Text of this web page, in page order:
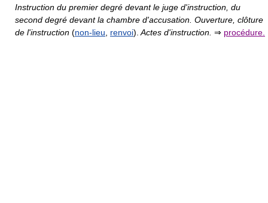
Instruction du premier degré devant le juge d'instruction, du
second degré devant la chambre d'accusation. Ouverture, clôture
de l'instruction (non-lieu renvoi). Actes d'instruction. ⇒ procédure.